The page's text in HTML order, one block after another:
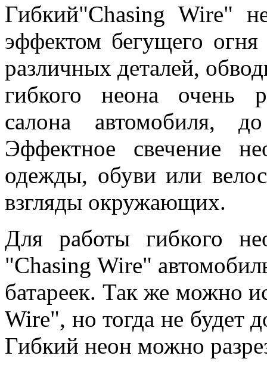
Гибкий"Chasing Wire"
эффектом бегущего
различных деталей,
гибкого неона очень
салона автомобиля,
Эффектное свечение
одежды, обуви или
взгляды окружающих.
Для работы гибкого
"Chasing Wire"
батареек. Так же можно
Wire", но тогда не будет
Гибкий неон можно